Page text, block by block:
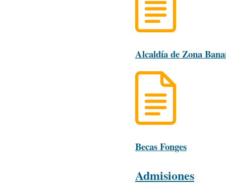
Alcaldía de Zona
Becas Fonges
Admisiones